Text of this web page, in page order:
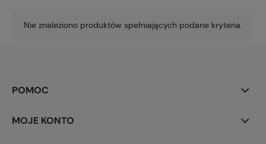
Nie znaleziono produktów spełniających podane kryteria.
POMOC
MOJE KONTO